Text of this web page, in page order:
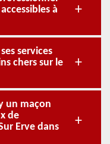
à
services
chers sur le
un maçon
de
Erve dans